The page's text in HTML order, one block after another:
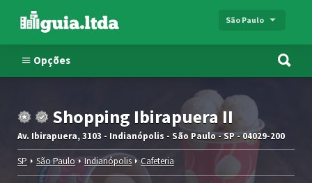
São Paulo
Opções
Shopping Ibirapuera II
Av. Ibirapuera, 3103 - Indianópolis - São Paulo - SP - 04029-200
SP São Paulo Indianópolis Cafeteria